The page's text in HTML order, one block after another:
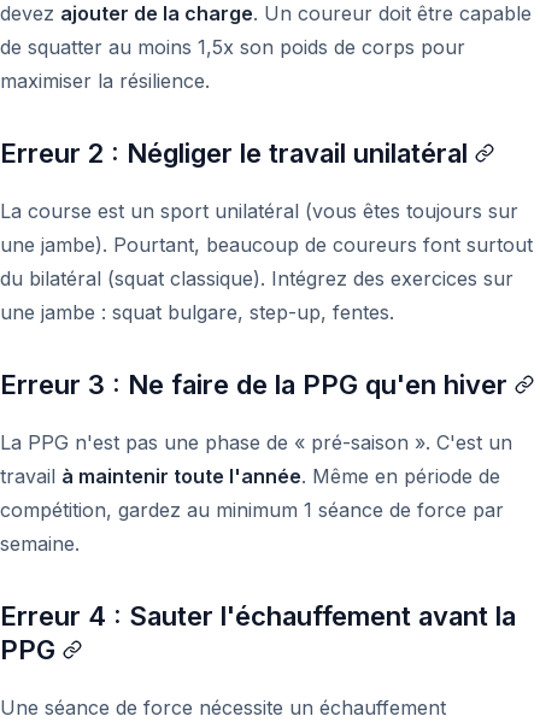
devez ajouter de la charge. Un coureur doit être capable
de squatter au moins 1,5x son poids de corps pour
maximiser la résilience.
Erreur 2 : Négliger le travail unilatéral
La course est un sport unilatéral (vous êtes toujours sur
une jambe). Pourtant, beaucoup de coureurs font surtout
du bilatéral (squat classique). Intégrez des exercices sur
une jambe : squat bulgare, step-up, fentes.
Erreur 3 : Ne faire de la PPG qu'en hiver
La PPG n'est pas une phase de « pré-saison ». C'est un
travail à maintenir toute l'année. Même en période de
compétition, gardez au minimum 1 séance de force par
semaine.
Erreur 4 : Sauter l'échauffement avant la
PPG
Une séance de force nécessite un échauffement